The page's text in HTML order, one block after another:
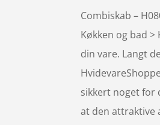
Combiskab –
Køkken og bad
din vare. Langt
sikkert noget for
at den attraktive